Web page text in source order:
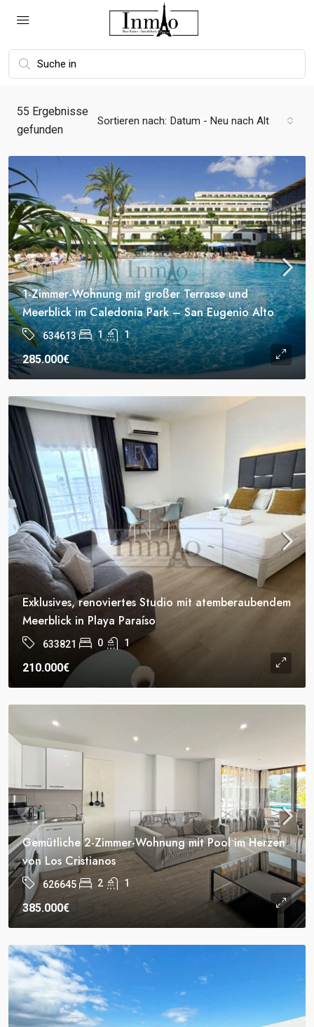
55 Ergebnisse
gefunden
Sortieren nach: Datum - Neu nach Alt
1-Zimmer-Wohnung mit großer Terrasse und
Meerblick im Caledonia Park – San Eugenio Alto
634613 1 1
285.000€
Exklusives, renoviertes Studio mit atemberaubendem
Meerblick in Playa Paraíso
633821 0 1
210.000€
Gemütliche 2-Zimmer-Wohnung mit Pool im Herzen
von Los Cristianos
626645 2 1
385.000€